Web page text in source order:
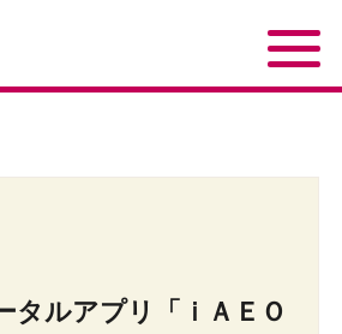
タルアプリ「ｉＡＥＯ